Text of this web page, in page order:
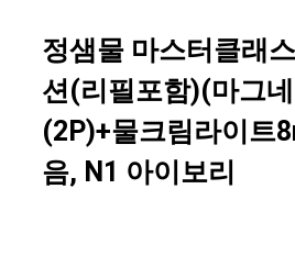
정샘물 마스터클래
션(리필포함)(마그
(2P)+물크림라이트
음, N1 아이보리